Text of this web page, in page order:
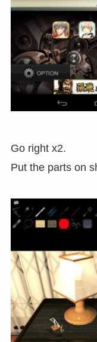
Go right x2.
Put the parts on